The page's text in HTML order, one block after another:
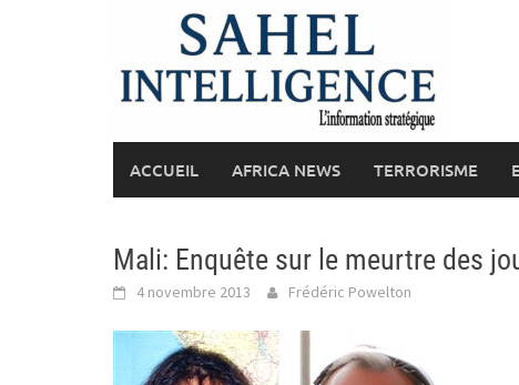
ACCUEIL AFRICA NEWS TERRORISME
Mali: Enquête sur le meurtre des
4 novembre 2013 Frédéric Powelton